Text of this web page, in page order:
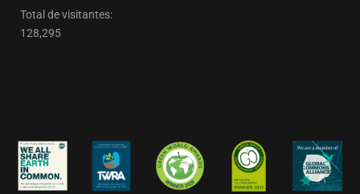
Total de visitantes:
128,295